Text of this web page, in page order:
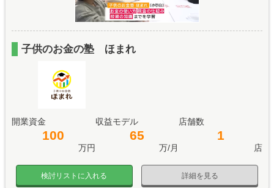
子供のお金の塾 ほまれ
開業資金
100
万円
収益モデル
65
万/月
店舗数
1
店
詳細を見る
検討リストに入れる